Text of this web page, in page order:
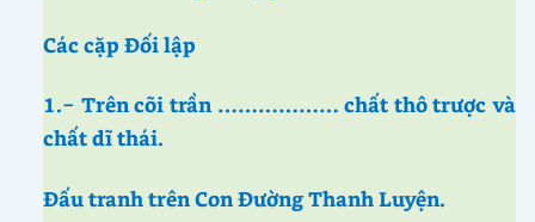
Các cặp Đối lập
1.− Trên cõi trần ……………… chất thô trược và
chất dĩ thái.
Đấu tranh trên Con Đường Thanh Luyện.